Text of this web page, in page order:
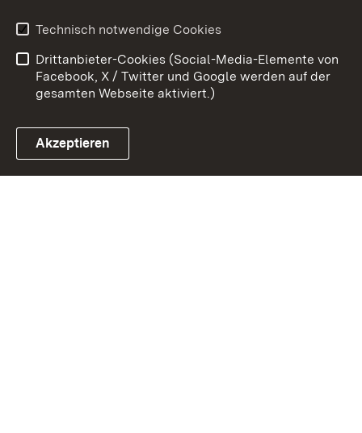
Link zum Landesportal
Barrierefreiheit
Impressum Cookies
Technisch notwendige Cookies
Drittanbieter-Cookies (Social-Media-Elemente von
Facebook, X / Twitter und Google werden auf der
gesamten Webseite aktiviert.)
Akzeptieren